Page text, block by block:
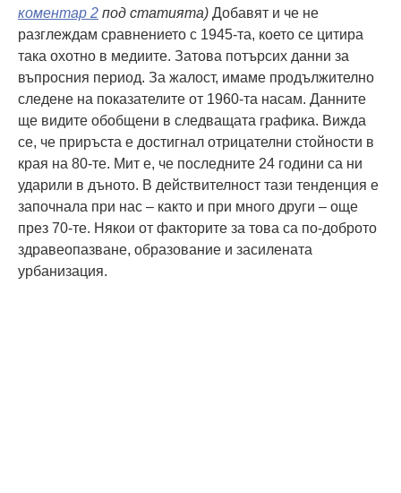
коментар 2 под статията) Добавят и че не
разглеждам сравнението с 1945-та, което се цитира
така охотно в медиите. Затова потърсих данни за
въпросния период. За жалост, имаме продължително
следене на показателите от 1960-та насам. Данните
ще видите обобщени в следващата графика. Вижда
се, че приръста е достигнал отрицателни стойности в
края на 80-те. Мит е, че последните 24 години са ни
ударили в дъното. В действителност тази тенденция е
започнала при нас – както и при много други – още
през 70-те. Някои от факторите за това са по-доброто
здравеопазване, образование и засилената
урбанизация.